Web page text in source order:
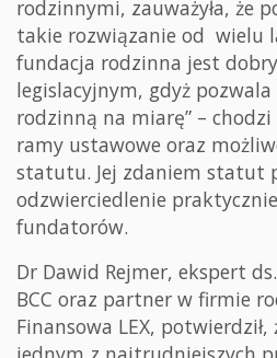
rodzinnymi, zauważyła, że
takie rozwiązanie od wielu
fundacja rodzinna jest
legislacyjnym, gdyż pozwala
rodzinną na miarę” – chodzi
ramy ustawowe oraz
statutu. Jej zdaniem statut
odzwierciedlenie
fundatorów.
Dr Dawid Rejmer, ekspert
BCC oraz partner w firmie
Finansowa LEX, potwierdził,